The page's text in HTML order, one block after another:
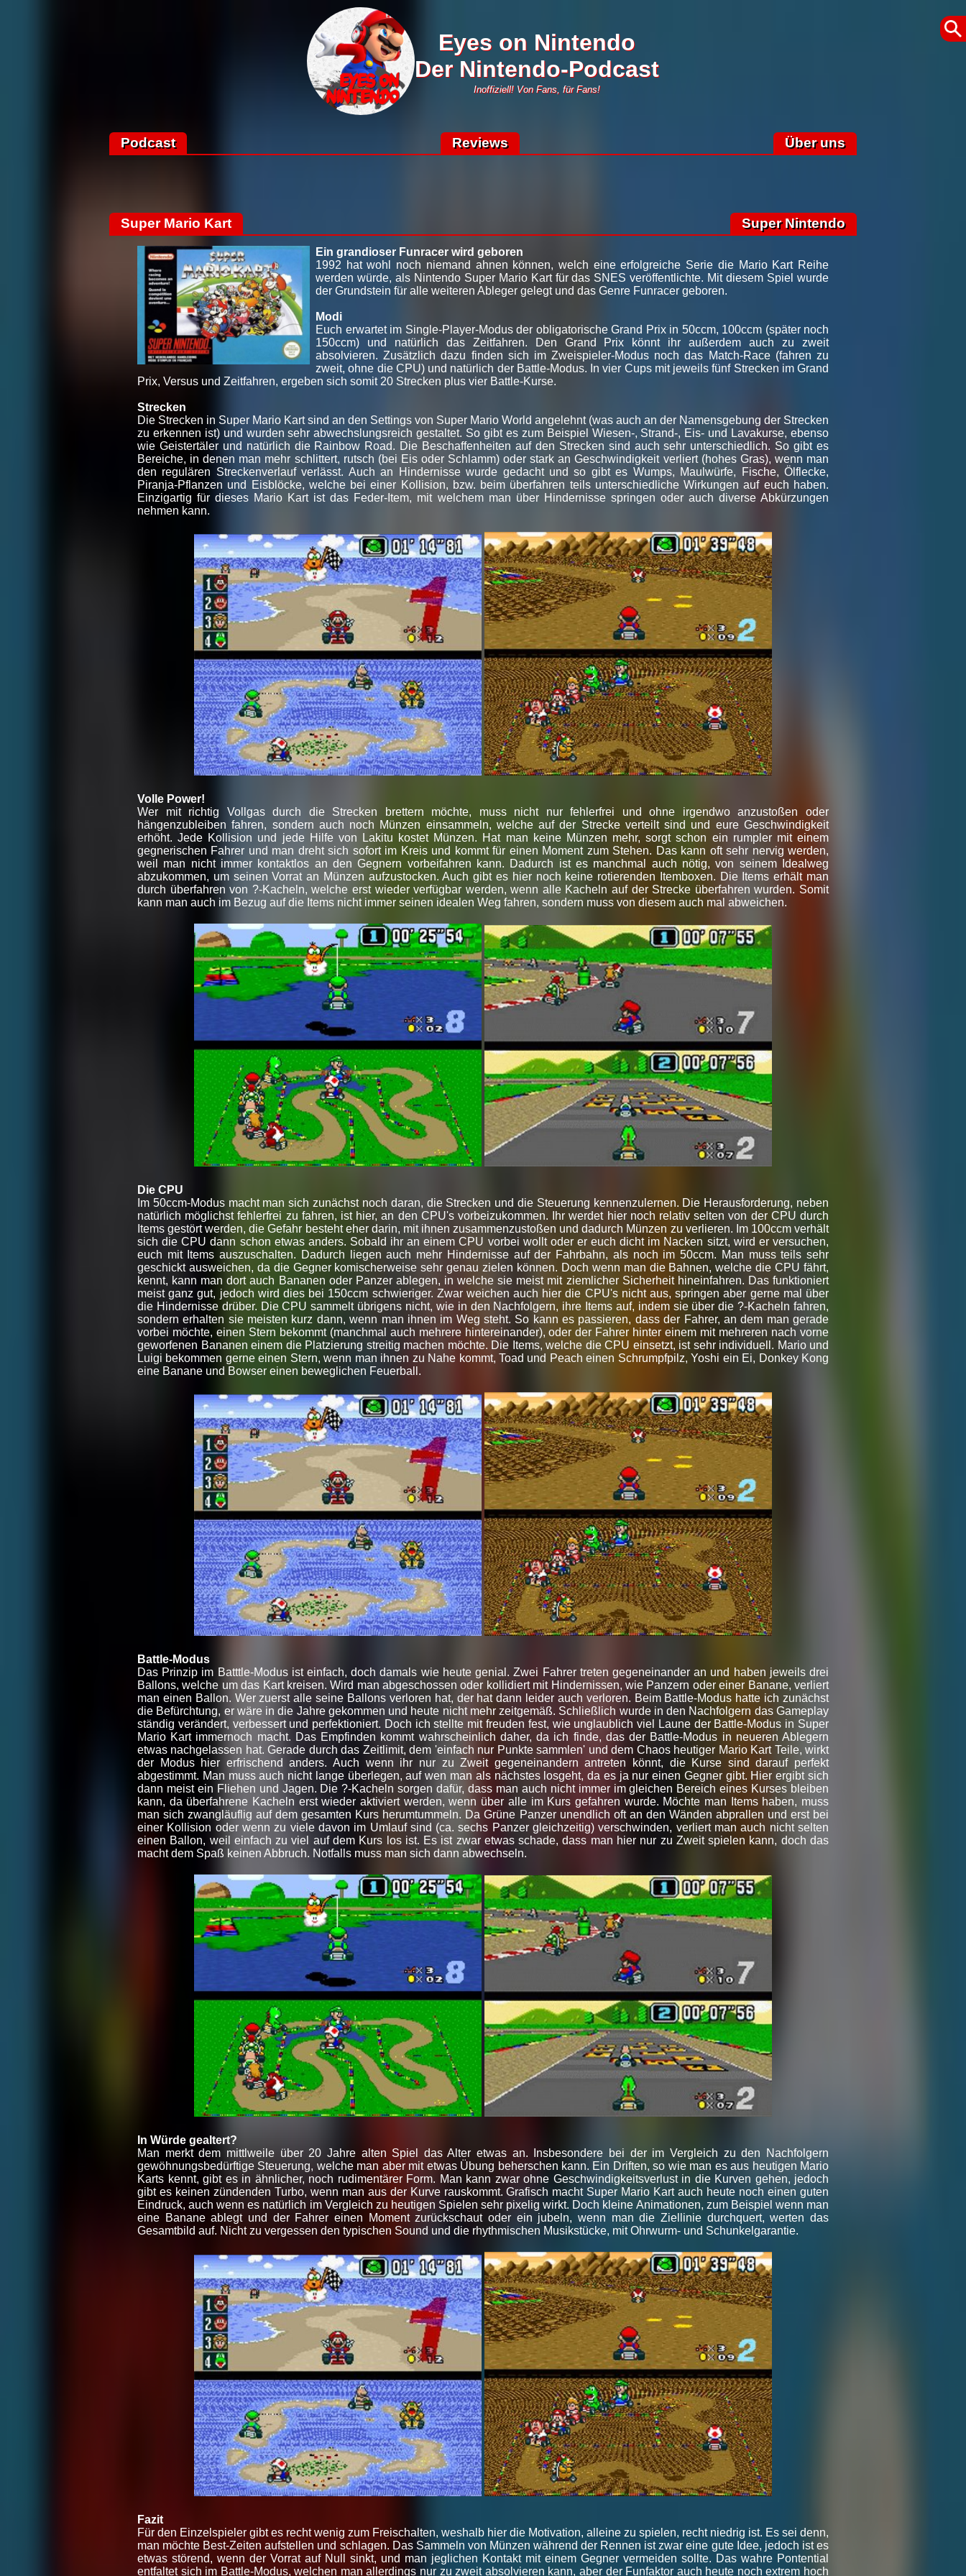
Eyes on Nintendo
Der Nintendo-Podcast
Inoffiziell! Von Fans, für Fans!
Podcast Reviews Über uns
Super Mario Kart Super Nintendo
Ein grandioser Funracer wird geboren
1992 hat wohl noch niemand ahnen können, welch eine erfolgreiche Serie die Mario Kart Reihe
werden würde, als Nintendo Super Mario Kart für das SNES veröffentlichte. Mit diesem Spiel wurde
der Grundstein für alle weiteren Ableger gelegt und das Genre Funracer geboren.
Modi
Euch erwartet im Single-Player-Modus der obligatorische Grand Prix in 50ccm, 100ccm (später noch
150ccm) und natürlich das Zeitfahren. Den Grand Prix könnt ihr außerdem auch zu zweit
absolvieren. Zusätzlich dazu finden sich im Zweispieler-Modus noch das Match-Race (fahren zu
zweit, ohne die CPU) und natürlich der Battle-Modus. In vier Cups mit jeweils fünf Strecken im Grand
Prix, Versus und Zeitfahren, ergeben sich somit 20 Strecken plus vier Battle-Kurse.
Strecken
Die Strecken in Super Mario Kart sind an den Settings von Super Mario World angelehnt (was auch an der Namensgebung der Strecken
zu erkennen ist) und wurden sehr abwechslungsreich gestaltet. So gibt es zum Beispiel Wiesen-, Strand-, Eis- und Lavakurse, ebenso
wie Geistertäler und natürlich die Rainbow Road. Die Beschaffenheiten auf den Strecken sind auch sehr unterschiedlich. So gibt es
Bereiche, in denen man mehr schlittert, rutsch (bei Eis oder Schlamm) oder stark an Geschwindigkeit verliert (hohes Gras), wenn man
den regulären Streckenverlauf verlässt. Auch an Hindernisse wurde gedacht und so gibt es Wumps, Maulwürfe, Fische, Ölflecke,
Piranja-Pflanzen und Eisblöcke, welche bei einer Kollision, bzw. beim überfahren teils unterschiedliche Wirkungen auf euch haben.
Einzigartig für dieses Mario Kart ist das Feder-Item, mit welchem man über Hindernisse springen oder auch diverse Abkürzungen
nehmen kann.
Volle Power!
Wer mit richtig Vollgas durch die Strecken brettern möchte, muss nicht nur fehlerfrei und ohne irgendwo anzustoßen oder
hängenzubleiben fahren, sondern auch noch Münzen einsammeln, welche auf der Strecke verteilt sind und eure Geschwindigkeit
erhöht. Jede Kollision und jede Hilfe von Lakitu kostet Münzen. Hat man keine Münzen mehr, sorgt schon ein rumpler mit einem
gegnerischen Fahrer und man dreht sich sofort im Kreis und kommt für einen Moment zum Stehen. Das kann oft sehr nervig werden,
weil man nicht immer kontaktlos an den Gegnern vorbeifahren kann. Dadurch ist es manchmal auch nötig, von seinem Idealweg
abzukommen, um seinen Vorrat an Münzen aufzustocken. Auch gibt es hier noch keine rotierenden Itemboxen. Die Items erhält man
durch überfahren von ?-Kacheln, welche erst wieder verfügbar werden, wenn alle Kacheln auf der Strecke überfahren wurden. Somit
kann man auch im Bezug auf die Items nicht immer seinen idealen Weg fahren, sondern muss von diesem auch mal abweichen.
Die CPU
Im 50ccm-Modus macht man sich zunächst noch daran, die Strecken und die Steuerung kennenzulernen. Die Herausforderung, neben
natürlich möglichst fehlerfrei zu fahren, ist hier, an den CPU's vorbeizukommen. Ihr werdet hier noch relativ selten von der CPU durch
Items gestört werden, die Gefahr besteht eher darin, mit ihnen zusammenzustoßen und dadurch Münzen zu verlieren. Im 100ccm verhält
sich die CPU dann schon etwas anders. Sobald ihr an einem CPU vorbei wollt oder er euch dicht im Nacken sitzt, wird er versuchen,
euch mit Items auszuschalten. Dadurch liegen auch mehr Hindernisse auf der Fahrbahn, als noch im 50ccm. Man muss teils sehr
geschickt ausweichen, da die Gegner komischerweise sehr genau zielen können. Doch wenn man die Bahnen, welche die CPU fährt,
kennt, kann man dort auch Bananen oder Panzer ablegen, in welche sie meist mit ziemlicher Sicherheit hineinfahren. Das funktioniert
meist ganz gut, jedoch wird dies bei 150ccm schwieriger. Zwar weichen auch hier die CPU's nicht aus, springen aber gerne mal über
die Hindernisse drüber. Die CPU sammelt übrigens nicht, wie in den Nachfolgern, ihre Items auf, indem sie über die ?-Kacheln fahren,
sondern erhalten sie meisten kurz dann, wenn man ihnen im Weg steht. So kann es passieren, dass der Fahrer, an dem man gerade
vorbei möchte, einen Stern bekommt (manchmal auch mehrere hintereinander), oder der Fahrer hinter einem mit mehreren nach vorne
geworfenen Bananen einem die Platzierung streitig machen möchte. Die Items, welche die CPU einsetzt, ist sehr individuell. Mario und
Luigi bekommen gerne einen Stern, wenn man ihnen zu Nahe kommt, Toad und Peach einen Schrumpfpilz, Yoshi ein Ei, Donkey Kong
eine Banane und Bowser einen beweglichen Feuerball.
Battle-Modus
Das Prinzip im Batttle-Modus ist einfach, doch damals wie heute genial. Zwei Fahrer treten gegeneinander an und haben jeweils drei
Ballons, welche um das Kart kreisen. Wird man abgeschossen oder kollidiert mit Hindernissen, wie Panzern oder einer Banane, verliert
man einen Ballon. Wer zuerst alle seine Ballons verloren hat, der hat dann leider auch verloren. Beim Battle-Modus hatte ich zunächst
die Befürchtung, er wäre in die Jahre gekommen und heute nicht mehr zeitgemäß. Schließlich wurde in den Nachfolgern das Gameplay
ständig verändert, verbessert und perfektioniert. Doch ich stellte mit freuden fest, wie unglaublich viel Laune der Battle-Modus in Super
Mario Kart immernoch macht. Das Empfinden kommt wahrscheinlich daher, da ich finde, das der Battle-Modus in neueren Ablegern
etwas nachgelassen hat. Gerade durch das Zeitlimit, dem 'einfach nur Punkte sammlen' und dem Chaos heutiger Mario Kart Teile, wirkt
der Modus hier erfrischend anders. Auch wenn ihr nur zu Zweit gegeneinandern antreten könnt, die Kurse sind darauf perfekt
abgestimmt. Man muss auch nicht lange überlegen, auf wen man als nächstes losgeht, da es ja nur einen Gegner gibt. Hier ergibt sich
dann meist ein Fliehen und Jagen. Die ?-Kacheln sorgen dafür, dass man auch nicht immer im gleichen Bereich eines Kurses bleiben
kann, da überfahrene Kacheln erst wieder aktiviert werden, wenn über alle im Kurs gefahren wurde. Möchte man Items haben, muss
man sich zwangläuflig auf dem gesamten Kurs herumtummeln. Da Grüne Panzer unendlich oft an den Wänden abprallen und erst bei
einer Kollision oder wenn zu viele davon im Umlauf sind (ca. sechs Panzer gleichzeitig) verschwinden, verliert man auch nicht selten
einen Ballon, weil einfach zu viel auf dem Kurs los ist. Es ist zwar etwas schade, dass man hier nur zu Zweit spielen kann, doch das
macht dem Spaß keinen Abbruch. Notfalls muss man sich dann abwechseln.
In Würde gealtert?
Man merkt dem mittlweile über 20 Jahre alten Spiel das Alter etwas an. Insbesondere bei der im Vergleich zu den Nachfolgern
gewöhnungsbedürftige Steuerung, welche man aber mit etwas Übung beherschen kann. Ein Driften, so wie man es aus heutigen Mario
Karts kennt, gibt es in ähnlicher, noch rudimentärer Form. Man kann zwar ohne Geschwindigkeitsverlust in die Kurven gehen, jedoch
gibt es keinen zündenden Turbo, wenn man aus der Kurve rauskommt. Grafisch macht Super Mario Kart auch heute noch einen guten
Eindruck, auch wenn es natürlich im Vergleich zu heutigen Spielen sehr pixelig wirkt. Doch kleine Animationen, zum Beispiel wenn man
eine Banane ablegt und der Fahrer einen Moment zurückschaut oder ein jubeln, wenn man die Ziellinie durchquert, werten das
Gesamtbild auf. Nicht zu vergessen den typischen Sound und die rhythmischen Musikstücke, mit Ohrwurm- und Schunkelgarantie.
Fazit
Für den Einzelspieler gibt es recht wenig zum Freischalten, weshalb hier die Motivation, alleine zu spielen, recht niedrig ist. Es sei denn,
man möchte Best-Zeiten aufstellen und schlagen. Das Sammeln von Münzen während der Rennen ist zwar eine gute Idee, jedoch ist es
etwas störend, wenn der Vorrat auf Null sinkt, und man jeglichen Kontakt mit einem Gegner vermeiden sollte. Das wahre Pontential
entfaltet sich im Battle-Modus, welchen man allerdings nur zu zweit absolvieren kann, aber der Funfaktor auch heute noch extrem hoch